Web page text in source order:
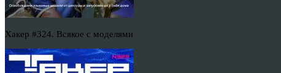
Хакер #324. Всякое с моделями